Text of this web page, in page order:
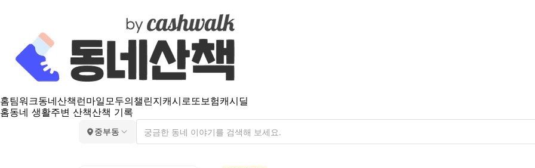
홈팀워크동네산책 런마일모두의챌린지캐시로또보험캐시딜
홈동네 생활주변 산책산책 기록
중부동